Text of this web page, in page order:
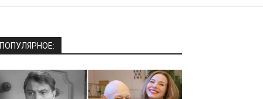
ПОПУЛЯРНОЕ: